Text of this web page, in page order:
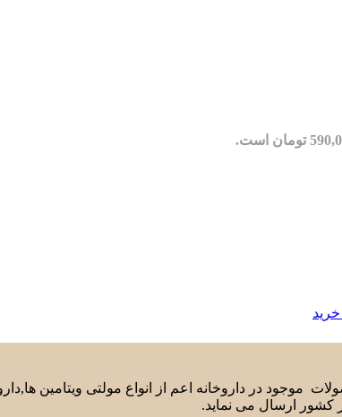
موجود در داروخانه اعم از انواع مولتی ویتامین
کشور ارسال می نماید.